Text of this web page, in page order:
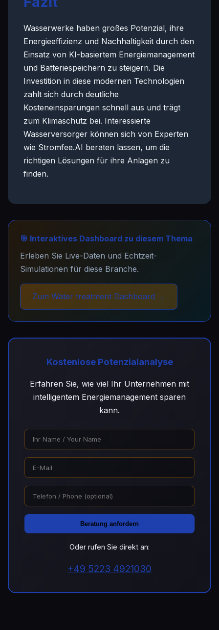
Wasserwerke haben großes Potenzial, ihre
Energieeffizienz und Nachhaltigkeit durch den
Einsatz von KI-basiertem Energiemanagement
und Batteriespeichern zu steigern. Die
Investition in diese modernen Technologien
zahlt sich durch deutliche
Kosteneinsparungen schnell aus und trägt
zum Klimaschutz bei. Interessierte
Wasserversorger können sich von Experten
wie Stromfee.AI beraten lassen, um die
richtigen Lösungen für ihre Anlagen zu
finden.
🎯 Interaktives Dashboard zu diesem Thema
Erleben Sie Live-Daten und Echtzeit-
Simulationen für diese Branche.
Zum Water treatment Dashboard →
Kostenlose Potenzialanalyse
Erfahren Sie, wie viel Ihr Unternehmen mit
intelligentem Energiemanagement sparen
kann.
Beratung anfordern
Oder rufen Sie direkt an:
+49 5223 4921030